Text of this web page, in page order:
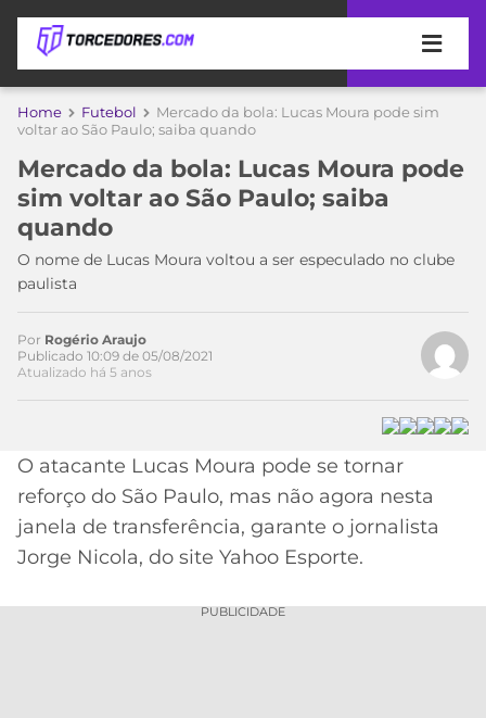
APOSTAS
DE
APOSTA
MELHORES
DE
APOSTAS
2026
BETBOOM
CÓDIGO
DE
INDICAÇÃO
COPA
DO
MUNDO
TIMES
MEU
TIME
PALMEIRAS
CORINTHIANS
PAULO
CAMPEONATOS
SÉRIE
LIBERTADORES
COPA
ESPORTIVA
MERCADO
DA
BOLA
Home Futebol
Mercado da bola: Lucas Moura pode sim
voltar ao São Paulo; saiba quando
Mercado da bola: Lucas Moura pode
sim voltar ao São Paulo; saiba
quando
O nome de Lucas Moura voltou a ser especulado no clube
paulista
Acesse o perfil do autor
no Twitter
Por Rogério Araujo
Publicado 10:09 de 05/08/2021
Atualizado há 5 anos
O atacante Lucas Moura pode se tornar
reforço do São Paulo, mas não agora nesta
janela de transferência, garante o jornalista
Jorge Nicola, do site Yahoo Esporte.
PUBLICIDADE